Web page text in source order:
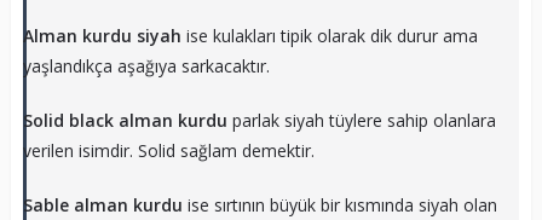
Alman kurdu siyah ise kulakları tipik olarak dik durur ama
yaşlandıkça aşağıya sarkacaktır.
Solid black alman kurdu parlak siyah tüylere sahip olanlara
verilen isimdir. Solid sağlam demektir.
Sable alman kurdu ise sırtının büyük bir kısmında siyah olan